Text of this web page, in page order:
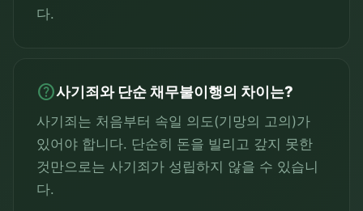
다.
help사기죄와 단순 채무불이행의 차이는?
사기죄는 처음부터 속일 의도(기망의 고의)가
있어야 합니다. 단순히 돈을 빌리고 갚지 못한
것만으로는 사기죄가 성립하지 않을 수 있습니
다.